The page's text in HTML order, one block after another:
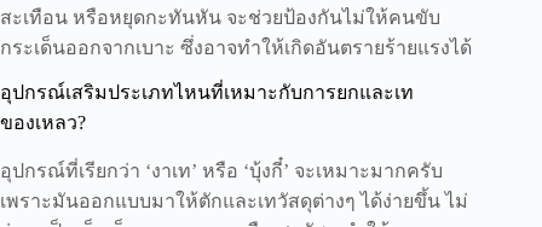
สะเทือน หรือหยุดกะทันหัน จะช่วยป้องกันไม่ให้คนขับ
กระเด็นออกจากเบาะ ซึ่งอาจทำให้เกิดอันตรายร้ายแรงได้
อุปกรณ์เสริมประเภทไหนที่เหมาะกับการยกและเท
ของเหลว?
อุปกรณ์ที่เรียกว่า ‘งาเท’ หรือ ‘บุ้งกี๋’ จะเหมาะมากครับ
เพราะมันออกแบบมาให้ตักและเทวัสดุต่างๆ ได้ง่ายขึ้น ไม่